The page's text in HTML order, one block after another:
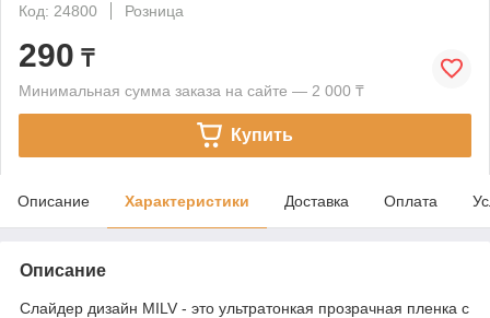
Код: 24800
Розница
290 ₸
Минимальная сумма заказа на сайте — 2 000 ₸
Купить
Описание Характеристики Доставка Оплата
Описание
Слайдер дизайн MILV - это ультратонкая прозрачная пленка с